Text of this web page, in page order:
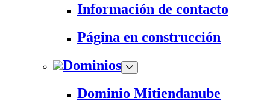
Información de contacto
Página en construcción
Dominios
Dominio Mitiendanube